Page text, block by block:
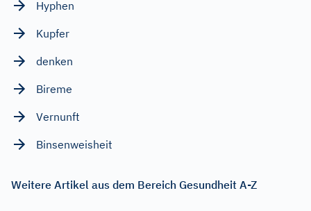
Hyphen
Kupfer
denken
Bireme
Vernunft
Binsenweisheit
Weitere Artikel aus dem Bereich Gesundheit A-Z